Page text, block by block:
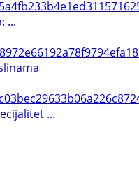
...
...